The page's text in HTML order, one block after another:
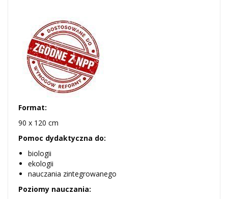
Format:
90 x 120 cm
Pomoc dydaktyczna do:
biologii
ekologii
nauczania zintegrowanego
Poziomy nauczania: